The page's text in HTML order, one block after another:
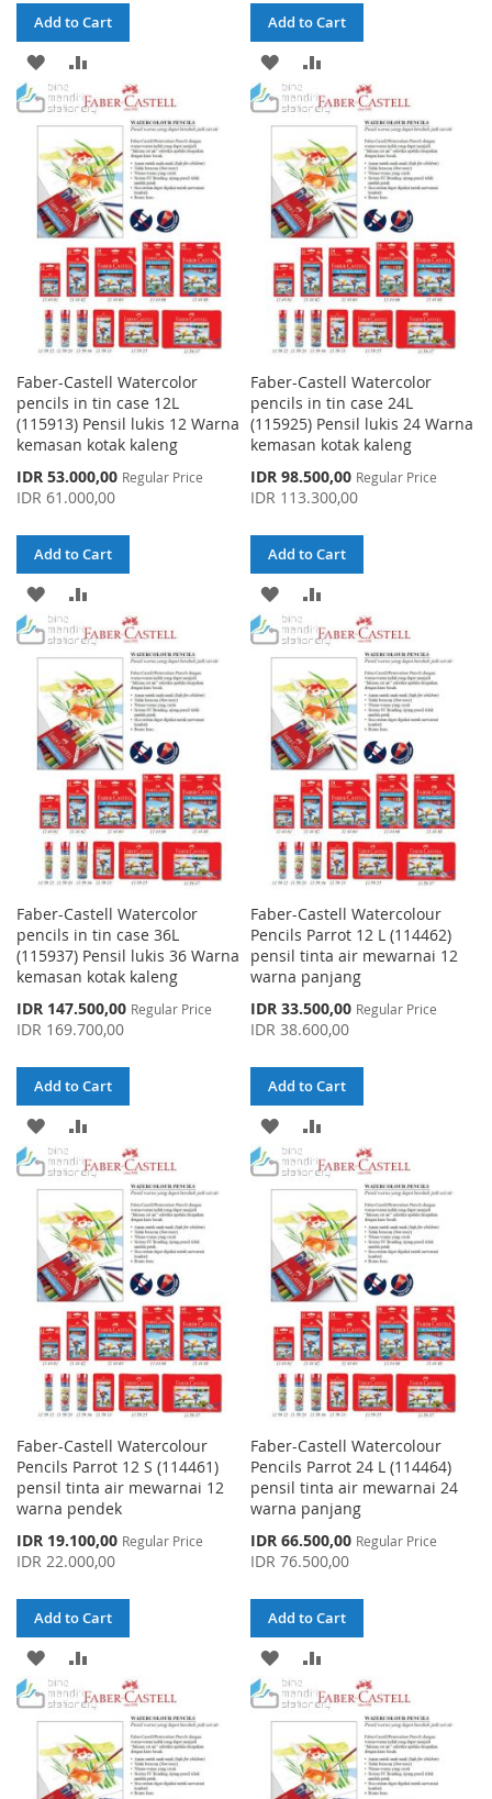
Add to Cart
ADD
TO
WISH
LIST
TO
COMPARE
Add to Cart
ADD
TO
WISH
LIST
TO
COMPARE
Faber-Castell Watercolor
pencils in tin case 12L
(115913) Pensil lukis 12 Warna
kemasan kotak kaleng
Special
Price
IDR 53.000,00 Regular Price
IDR 61.000,00
Add to Cart
ADD
TO
WISH
LIST
TO
COMPARE
Faber-Castell Watercolor
pencils in tin case 24L
(115925) Pensil lukis 24 Warna
kemasan kotak kaleng
Special
Price
IDR 98.500,00 Regular Price
IDR 113.300,00
Add to Cart
ADD
TO
WISH
LIST
TO
COMPARE
Faber-Castell Watercolor
pencils in tin case 36L
(115937) Pensil lukis 36 Warna
kemasan kotak kaleng
Special
Price
IDR 147.500,00 Regular Price
IDR 169.700,00
Add to Cart
ADD
TO
WISH
LIST
TO
COMPARE
Faber-Castell Watercolour
Pencils Parrot 12 L (114462)
pensil tinta air mewarnai 12
warna panjang
Special
Price
IDR 33.500,00 Regular Price
IDR 38.600,00
Add to Cart
ADD
TO
WISH
LIST
TO
COMPARE
Faber-Castell Watercolour
Pencils Parrot 12 S (114461)
pensil tinta air mewarnai 12
warna pendek
Special
Price
IDR 19.100,00 Regular Price
IDR 22.000,00
Add to Cart
ADD
TO
WISH
LIST
TO
COMPARE
Faber-Castell Watercolour
Pencils Parrot 24 L (114464)
pensil tinta air mewarnai 24
warna panjang
Special
Price
IDR 66.500,00 Regular Price
IDR 76.500,00
Add to Cart
ADD
TO
WISH
LIST
TO
COMPARE